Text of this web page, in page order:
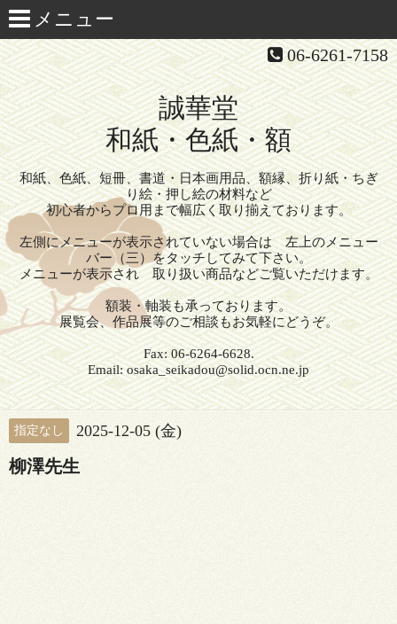
06-6261-7158
誠華堂
和紙・色紙・額
和紙、色紙、短冊、書道・日本画用品、額縁、折り紙・ちぎ
り絵・押し絵の材料など
初心者からプロ用まで幅広く取り揃えております。
左側にメニューが表示されていない場合は 左上のメニュー
バー（三）をタッチしてみて下さい。
メニューが表示され 取り扱い商品などご覧いただけます。
額装・軸装も承っております。
展覧会、作品展等のご相談もお気軽にどうぞ。
Fax: 06-6264-6628.
Email: osaka_seikadou@solid.ocn.ne.jp
指定なし 2025-12-05 (金)
柳澤先生